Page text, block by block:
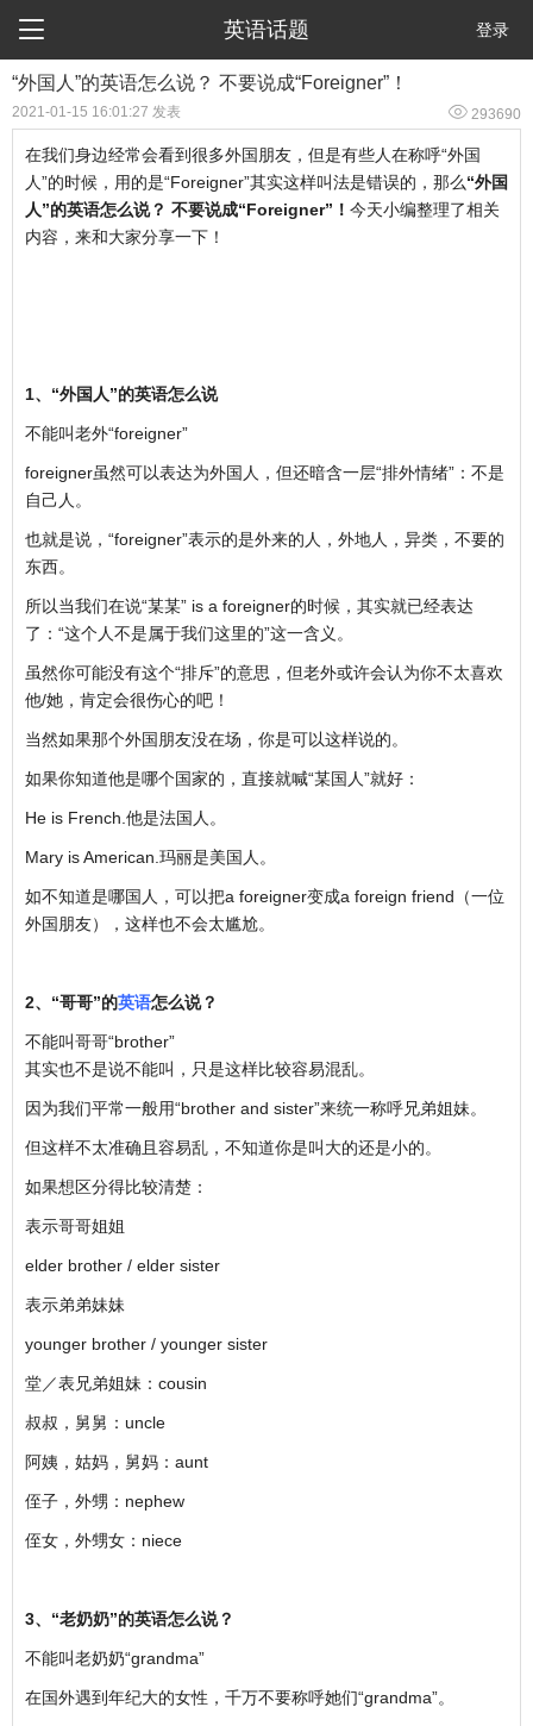
 英语话题 登录
“外国人”的英语怎么说？ 不要说成“Foreigner”！
2021-01-15 16:01:27 发表  293690
在我们身边经常会看到很多外国朋友，但是有些人在称呼“外国
人”的时候，用的是“Foreigner”其实这样叫法是错误的，那么“外国
人”的英语怎么说？ 不要说成“Foreigner”！ 今天小编整理了相关
内容，来和大家分享一下！
1、“外国人”的英语怎么说
不能叫老外“foreigner”
foreigner虽然可以表达为外国人，但还暗含一层“排外情绪”：不是
自己人。
也就是说，“foreigner”表示的是外来的人，外地人，异类，不要的
东西。
所以当我们在说“某某” is a foreigner的时候，其实就已经表达
了：“这个人不是属于我们这里的”这一含义。
虽然你可能没有这个“排斥”的意思，但老外或许会认为你不太喜欢
他/她，肯定会很伤心的吧！
当然如果那个外国朋友没在场，你是可以这样说的。
如果你知道他是哪个国家的，直接就喊“某国人”就好：
He is French.他是法国人。
Mary is American.玛丽是美国人。
如不知道是哪国人，可以把a foreigner变成a foreign friend（一位
外国朋友），这样也不会太尴尬。
2、“哥哥”的英语怎么说？
不能叫哥哥“brother”
其实也不是说不能叫，只是这样比较容易混乱。
因为我们平常一般用“brother and sister”来统一称呼兄弟姐妹。
但这样不太准确且容易乱，不知道你是叫大的还是小的。
如果想区分得比较清楚：
表示哥哥姐姐
elder brother / elder sister
表示弟弟妹妹
younger brother / younger sister
堂／表兄弟姐妹：cousin
叔叔，舅舅：uncle
阿姨，姑妈，舅妈：aunt
侄子，外甥：nephew
侄女，外甥女：niece
3、“老奶奶”的英语怎么说？
不能叫老奶奶“grandma”
在国外遇到年纪大的女性，千万不要称呼她们“grandma”。